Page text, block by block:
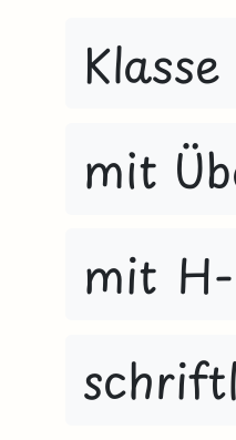
mit
mit